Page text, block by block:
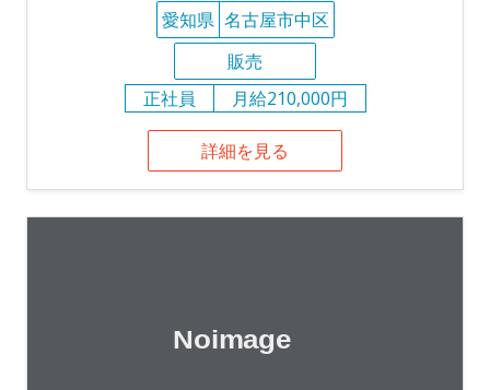
愛知県 名古屋市中区
販売
正社員
月給210,000円
詳細を見る